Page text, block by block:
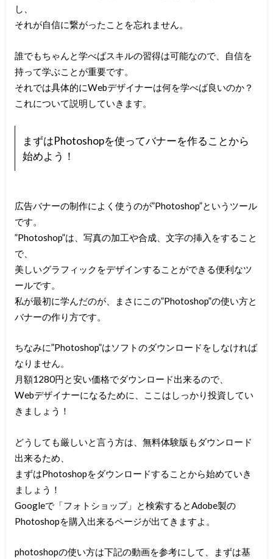
し、
それが自信に繋がったことを忘れません。
誰でもちゃんと学べばスキルの習得は可能なので、自信を
持って学ぶことが重要です。
それでは具体的にWebデザイナーは何を学べば良いのか？
これについて説明していきます。
まずはPhotoshopを使ってバナーを作ることから
始めよう！
広告バナーの制作によく使うのが”Photoshop”というツール
です。
”Photoshop”は、写真の加工や合成、文字の挿入をすること
で、
美しいグラフィックをデザインすることができる便利なツ
ールです。
私が最初に学んだのが、まさにこの”Photoshop”の使い方と
バナーの作り方です。
ちなみに”Photoshop”はソフトのダウンロードをしなければ
なりません。
月額1280円と安い価格でダウンロード出来るので、
Webデザイナーになるために、ここはしっかり投資してい
きましょう！
どうしても厳しいと言う方は、無料体験版もダウンロード
出来るため、
まずはPhotoshopをダウンロードすることから始めていき
ましょう！
Googleで「フォトショップ」と検索するとAdobe製の
Photoshopを購入出来るページが出てきますよ。
photoshopの使い方は下記の動画を参考にして、まずは基